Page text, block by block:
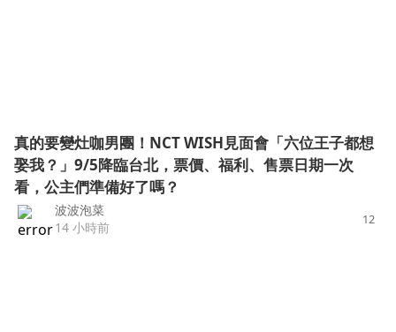
真的要變灶咖男團！NCT WISH見面會「六位王子都想
娶我？」9/5降臨台北，票價、福利、售票日期一次
看，公主們準備好了嗎？
波波泡菜
14 小時前
12